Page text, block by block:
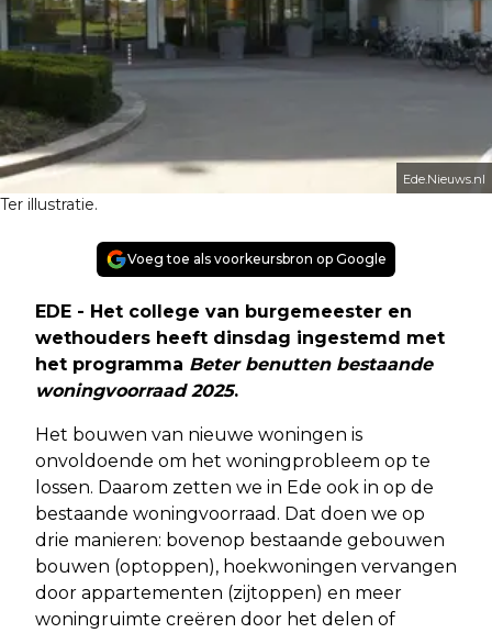
Ede.Nieuws.nl
Ter illustratie.
Voeg toe als voorkeursbron op Google
EDE - Het college van burgemeester en
wethouders heeft dinsdag ingestemd met
het programma Beter benutten bestaande
woningvoorraad 2025.
Het bouwen van nieuwe woningen is
onvoldoende om het woningprobleem op te
lossen. Daarom zetten we in Ede ook in op de
bestaande woningvoorraad. Dat doen we op
drie manieren: bovenop bestaande gebouwen
bouwen (optoppen), hoekwoningen vervangen
door appartementen (zijtoppen) en meer
woningruimte creëren door het delen of